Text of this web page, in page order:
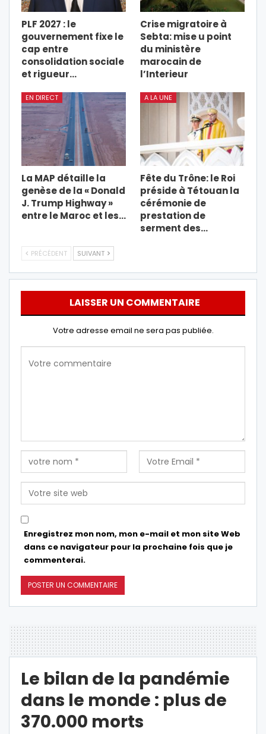
PLF 2027 : le
gouvernement fixe le
cap entre
consolidation sociale
et rigueur…
Crise migratoire à
Sebta: mise u point
du ministère
marocain de
l’Interieur
EN DIRECT
La MAP détaille la
genèse de la « Donald
J. Trump Highway »
entre le Maroc et les…
A LA UNE
Fête du Trône: le Roi
préside à Tétouan la
cérémonie de
prestation de
serment des…
PRÉCÉDENT SUIVANT
LAISSER UN COMMENTAIRE
Votre adresse email ne sera pas publiée.
Enregistrez mon nom, mon e-mail et mon site Web
dans ce navigateur pour la prochaine fois que je
commenterai.
Le bilan de la pandémie
dans le monde : plus de
370.000 morts